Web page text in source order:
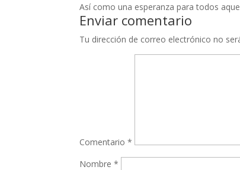
Así como una esperanza para todos
Enviar comentario
Tu dirección de correo electrónico no
Comentario*
Nombre*